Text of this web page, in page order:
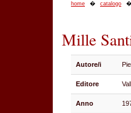
home catalogo
Mille
Autore/i
Editore
Anno